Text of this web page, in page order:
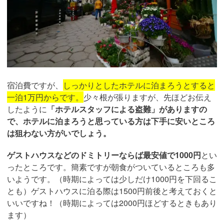
宿泊費ですが、
しっかりとしたホテルに泊まろうとすると
一泊1万円からです。 少々根が張りますが、先ほどお伝え
したように 「ホテルスタッフによる盗難」がありますの
で、ホテルに泊まろうと思っている方は下手に安いところ
は狙わない方がいでしょう。
ゲストハウスなどのドミトリーならば最安値で1000円とい
ったところです。簡素ですが朝食がついているところも多
いようです。（時期によっては少しだけ1000円を下回るこ
とも）ゲストハウスに泊る際は1500円前後と考えておくと
いいですね！（時期によっては2000円ほどするときもあり
ます）